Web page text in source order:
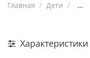
Главная Дети ...
Характеристики